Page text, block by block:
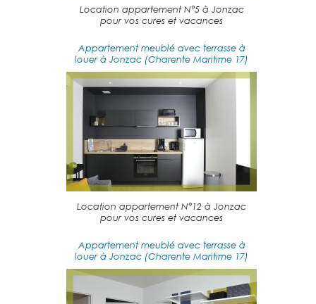
Location appartement N°5 à Jonzac
pour vos cures et vacances
Appartement meublé avec terrasse à
louer à Jonzac (Charente Maritime 17)
Location appartement N°12 à Jonzac
pour vos cures et vacances
Appartement meublé avec terrasse à
louer à Jonzac (Charente Maritime 17)